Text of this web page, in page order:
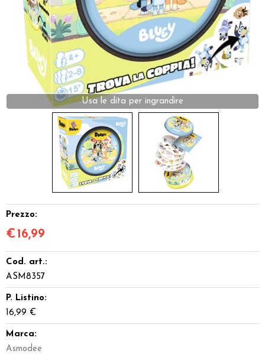
Dadi
Accessori
Giocattoli e Gadget
Offerte del Dragone
Prezzo:
€ 16,99
Cod. art.:
ASM8357
P. Listino:
16,99 €
Marca:
Asmodee